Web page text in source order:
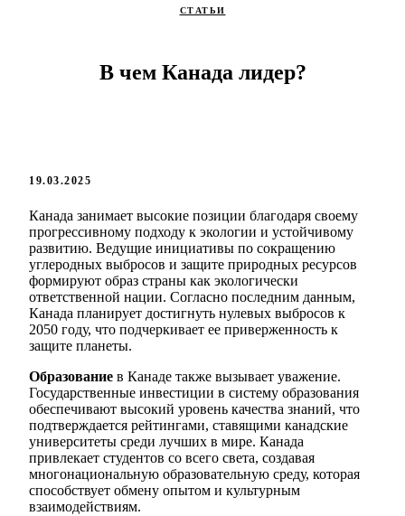
СТАТЬИ
В чем Канада лидер?
19.03.2025
Канада занимает высокие позиции благодаря своему
прогрессивному подходу к экологии и устойчивому
развитию. Ведущие инициативы по сокращению
углеродных выбросов и защите природных ресурсов
формируют образ страны как экологически
ответственной нации. Согласно последним данным,
Канада планирует достигнуть нулевых выбросов к
2050 году, что подчеркивает ее приверженность к
защите планеты.
Образование в Канаде также вызывает уважение.
Государственные инвестиции в систему образования
обеспечивают высокий уровень качества знаний, что
подтверждается рейтингами, ставящими канадские
университеты среди лучших в мире. Канада
привлекает студентов со всего света, создавая
многонациональную образовательную среду, которая
способствует обмену опытом и культурным
взаимодействиям.